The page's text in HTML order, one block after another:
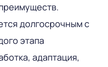
долгосрочным с
этапа
адаптация,